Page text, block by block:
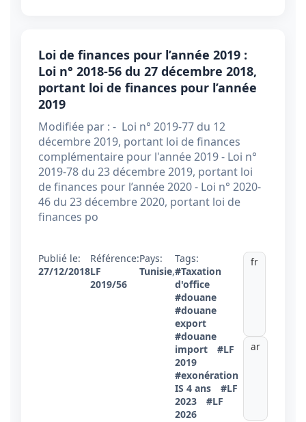
Loi de finances pour l’année 2019 :
Loi n° 2018-56 du 27 décembre 2018,
portant loi de finances pour l’année
2019
Modifiée par : - Loi n° 2019-77 du 12
décembre 2019, portant loi de finances
complémentaire pour l'année 2019 - Loi n°
2019-78 du 23 décembre 2019, portant loi
de finances pour l’année 2020 - Loi n° 2020-
46 du 23 décembre 2020, portant loi de
finances po
Publié le:
27/12/2018
Référence:
LF
2019/56
Pays:
Tunisie,
Tags:
#Taxation
d'office
#douane
#douane
export
#douane
import
#LF
2019
#exonération
IS 4 ans
#LF
2023
#LF
2026
fr
ar